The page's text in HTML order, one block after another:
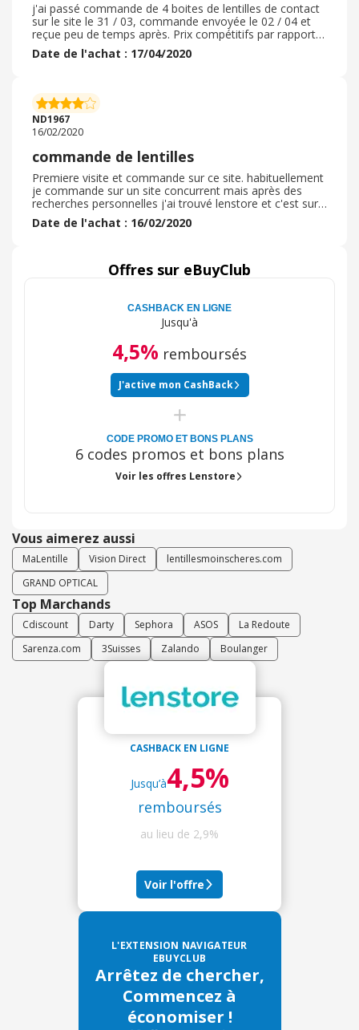
j'ai passé commande de 4 boites de lentilles de contact
sur le site le 31 / 03, commande envoyée le 02 / 04 et
reçue peu de temps après. Prix compétitifs par rapport à
mon magasin habituel ( boutique Optic 2000) , avec un
large choix de marques et de corrections. Je n'ai pas eu
livraison plus rapide que celle stipulée sur le site (
période de confinement oblige! ) Je recommanderais
sans problème une prochaine fois!
Date de l'achat : 17/04/2020
ND1967
16/02/2020
commande de lentilles
Premiere visite et commande sur ce site. habituellement
je commande sur un site concurrent mais après des
recherches personnelles j'ai trouvé lenstore et c'est sur
ce site que mes lentilles se sont révélées les moins
chères ( d'autant que j'ai besoin de lentilles multifocales
été un peu longue mais sûrement dû au type de lentilles.
Le colis était en bon état et j'espère ne pas avoir besoin
Date de l'achat : 16/02/2020
Offres sur eBuyClub
CASHBACK EN LIGNE
Jusqu'à
4,5% remboursés
J'active mon CashBack
CODE PROMO ET BONS PLANS
6 codes promos et bons plans
Voir les offres Lenstore
Vous aimerez aussi
MaLentille Vision Direct
lentillesmoinscheres.com
GRAND OPTICAL
Top Marchands
Cdiscount Darty Sephora ASOS
La Redoute
Sarenza.com
3Suisses Zalando Boulanger
CASHBACK EN LIGNE
Jusqu’à4,5%
remboursés
au lieu de 2,9%
Voir l'offre
L'EXTENSION NAVIGATEUR
EBUYCLUB
Arrêtez de chercher,
Commencez à
économiser !